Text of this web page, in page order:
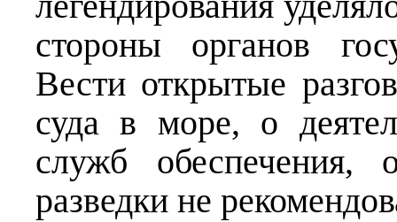
стороны органов
Вести открытые
суда в море, о
служб обеспечения,
разведки не